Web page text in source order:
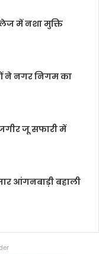
में नशा मुक्ति
ने नगर निगम का
जू सफारी में
आंगनबाड़ी बहाली